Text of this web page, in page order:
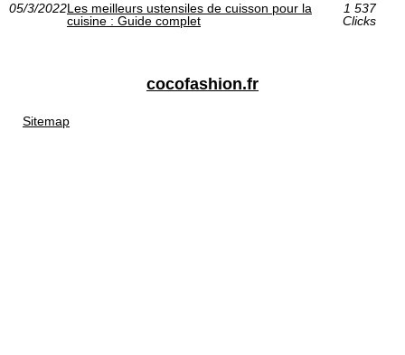
05/3/2022Les meilleurs ustensiles de cuisson pour la
cuisine : Guide complet
1 537
Clicks
cocofashion.fr
Sitemap